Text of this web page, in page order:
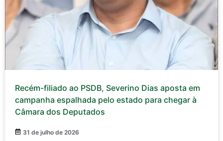
Recém-filiado ao PSDB, Severino Dias aposta em
campanha espalhada pelo estado para chegar à
Câmara dos Deputados
31 de julho de 2026